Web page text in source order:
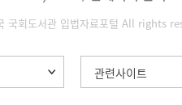
회도서관 입법자료포털 All rights
관련사이트